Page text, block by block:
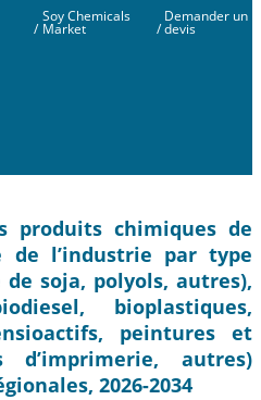
/
Soy Chemicals
Market /
Demander un
devis
produits chimiques de
l’industrie par type
soja, polyols, autres),
bioplastiques,
peintures et
d’imprimerie, autres)
2026-2034